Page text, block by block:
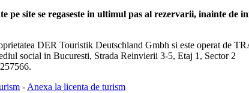
pe site se regaseste in ultimul pas al rezervarii, inainte de
DER Touristik Deutschland Gmbh si este operat de
social in Bucuresti, Strada Reinvierii 3-5, Etaj 1, Sector 2
- Anexa la licenta de turism